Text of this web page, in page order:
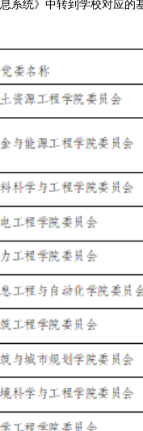
系统》中转到学校对应的